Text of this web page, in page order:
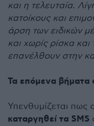
και η τελευταία.
κατοίκους και
άρση των ειδικών
και χωρίς ρίσκα
επανέλθουν στην
Τα επόμενα
Υπενθυμίζεται
καταργηθεί τα SMS